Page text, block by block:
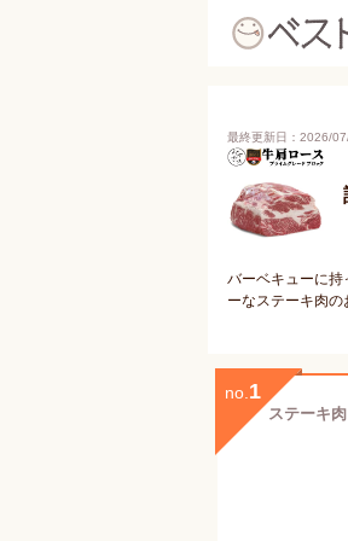
最終更新日：2026/
バーベキューに
ーなステーキ肉の
no. 1